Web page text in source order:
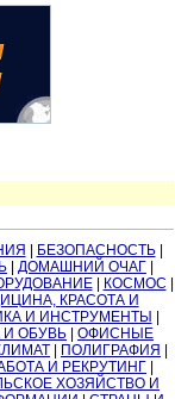
БЕЗОПАСНОСТЬ|
ДОМАШНИЙ ОЧАГ
| КОСМОС
КРАСОТА И
И ИНСТРУМЕНТЫ
ОБУВЬ
ОФИСНЫЕ
ПОЛИГРАФИЯ
И РЕКРУТИНГ
ХОЗЯЙСТВО И